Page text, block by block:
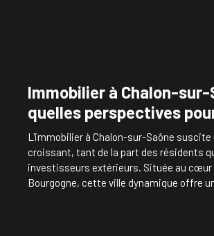
Immobilier à Chalon-sur-
quelles perspectives
L'immobilier à Chalon-sur-Saône
croissant, tant de la part des résidents
investisseurs extérieurs. Située au cœur
Bourgogne, cette ville dynamique offre